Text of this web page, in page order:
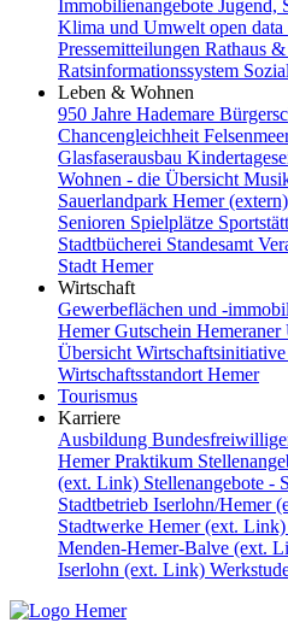
Immobilienangebote Jugend,
Klima und Umwelt open data
Pressemitteilungen Rathaus
Ratsinformationssystem
Leben & Wohnen
950 Jahre Hademare
Chancengleichheit
Glasfaserausbau
Wohnen - die Übersicht
Sauerlandpark Hemer (extern)
Senioren Spielplätze
Stadtbücherei Standesamt
Stadt Hemer
Wirtschaft
Gewerbeflächen und -
Hemer Gutschein Hemeraner
Übersicht
Wirtschaftsstandort Hemer
Tourismus
Karriere
Ausbildung
HemerPraktikum
(ext. Link) Stellenangebote -
Stadtbetrieb Iserlohn/Hemer
Stadtwerke Hemer (ext. Link)
Menden-Hemer-Balve (ext.
Iserlohn (ext. Link)